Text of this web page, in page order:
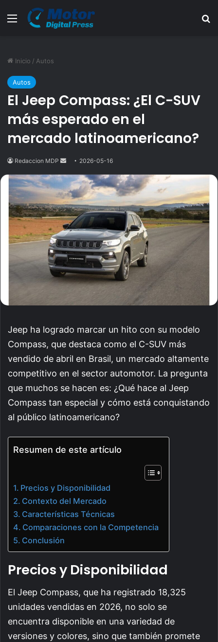
Menú
Inicio / Autos
Autos
El Jeep Compass: ¿El C-SUV
más esperado en el
mercado latinoamericano?
Redaccion MDP
Send
email
2026-05-16
Jeep ha logrado marcar un hito con su modelo
Compass, que destaca como el C-SUV más
vendido de abril en Brasil, un mercado altamente
competitivo en el sector automotor. La pregunta
que muchos se hacen es: ¿Qué hace al Jeep
Compass tan especial y cómo está conquistando
al público latinoamericano?
Resumen de este artículo
Precios y Disponibilidad
Contexto del Mercado
Características Técnicas
Comparaciones con la Competencia
Conclusión
Precios y Disponibilidad
El Jeep Compass, que ha registrado 18,325
unidades vendidas en 2026, no solo se
encuentra disponible en una variedad de
versiones y colores, sino que también promete